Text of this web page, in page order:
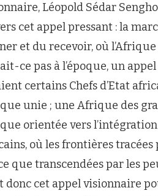
Léopold Sédar
cet appel pressant : la
et du recevoir, où
ce pas à l’époque, un
certains Chefs d’Etat
unie ; une Afrique des
orientée vers
où les frontières
que transcendées par les
donc cet appel visionnaire